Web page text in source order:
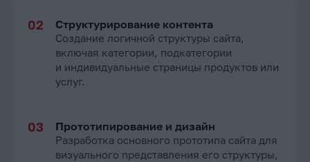
Структурирование контента
Создание логичной структуры сайта,
включая категории, подкатегории
и индивидуальные страницы продуктов или
услуг.
Прототипирование и дизайн
Разработка основного прототипа сайта для
визуального представления его структуры,